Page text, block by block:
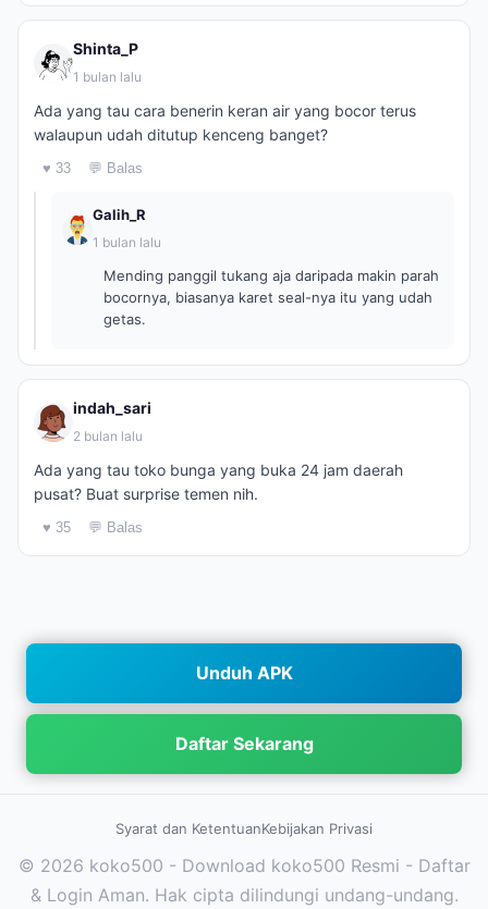
Shinta_P
1 bulan lalu
Ada yang tau cara benerin keran air yang bocor terus
walaupun udah ditutup kenceng banget?
♥ 33 💬 Balas
Galih_R
1 bulan lalu
Mending panggil tukang aja daripada makin parah
bocornya, biasanya karet seal-nya itu yang udah
getas.
indah_sari
2 bulan lalu
Ada yang tau toko bunga yang buka 24 jam daerah
pusat? Buat surprise temen nih.
♥ 35 💬 Balas
Unduh APK
Daftar Sekarang
Syarat dan KetentuanKebijakan Privasi
© 2026 koko500 - Download koko500 Resmi - Daftar
& Login Aman. Hak cipta dilindungi undang-undang.